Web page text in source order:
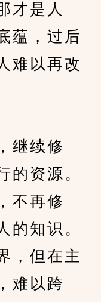
是人
蕴，过后
难以再改
续修
的资源。
再修
的知识。
但在主
难以跨